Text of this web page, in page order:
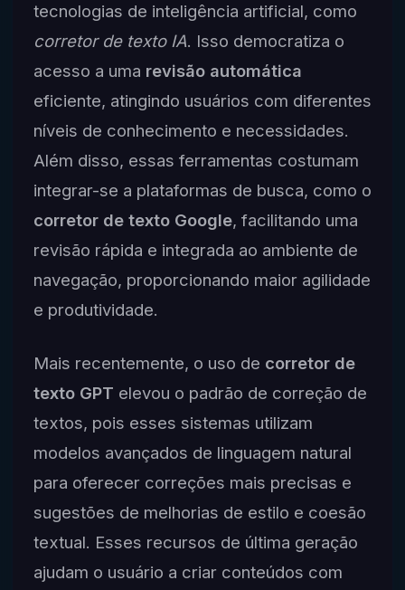
tecnologias de inteligência artificial, como
corretor de texto IA. Isso democratiza o
acesso a uma revisão automática
eficiente, atingindo usuários com diferentes
níveis de conhecimento e necessidades.
Além disso, essas ferramentas costumam
integrar-se a plataformas de busca, como o
corretor de texto Google, facilitando uma
revisão rápida e integrada ao ambiente de
navegação, proporcionando maior agilidade
e produtividade.
Mais recentemente, o uso de corretor de
texto GPT elevou o padrão de correção de
textos, pois esses sistemas utilizam
modelos avançados de linguagem natural
para oferecer correções mais precisas e
sugestões de melhorias de estilo e coesão
textual. Esses recursos de última geração
ajudam o usuário a criar conteúdos com